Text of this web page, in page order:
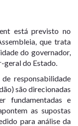
está previsto no
que trata
do governador,
do Estado.
responsabilidade
são direcionadas
fundamentadas e
as supostas
para análise da